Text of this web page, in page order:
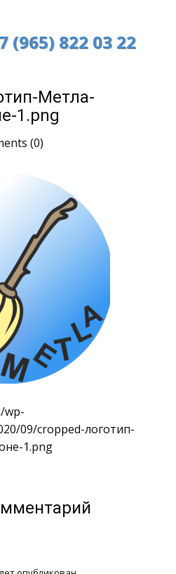
(965) 822 03 22
Метла-
1.png
(0)
wp-
09/cropped-логотип-
1.png